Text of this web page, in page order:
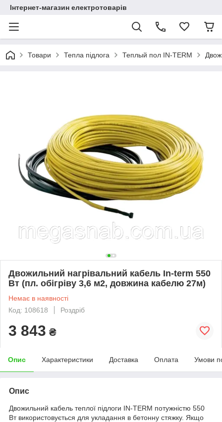
Інтернет-магазин електротоварів
Товари Тепла підлога Теплый пол IN-TERM
Двожильний нагрівальний кабель In-term 550
Вт (пл. обігріву 3,6 м2, довжина кабелю 27м)
Немає в наявності
Код: 108618
Роздріб
3 843 ₴
Опис Характеристики Доставка Оплата Умови
Опис
Двожильний кабель теплої підлоги IN-TERM потужністю 550
Вт використовується для укладання в бетонну стяжку. Якщо